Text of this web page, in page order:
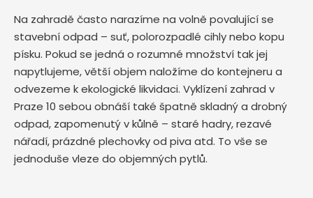
Na zahradě často narazíme na volně povalující se
stavební odpad – suť, polorozpadlé cihly nebo kopu
písku. Pokud se jedná o rozumné množství tak jej
napytlujeme, větší objem naložíme do kontejneru a
odvezeme k ekologické likvidaci. Vyklízení zahrad v
Praze 10 sebou obnáší také špatně skladný a drobný
odpad, zapomenutý v kůlně – staré hadry, rezavé
nářadí, prázdné plechovky od piva atd. To vše se
jednoduše vleze do objemných pytlů.